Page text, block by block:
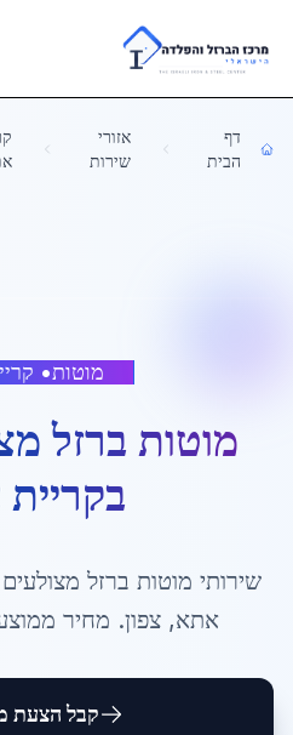
Skip to main content
דף
הבית
אזורי
שירות
מוטות•
מוטות ברזל
ב
שירותי מוטות ברזל
אתא, צפון. מחיר
קבל הצעת